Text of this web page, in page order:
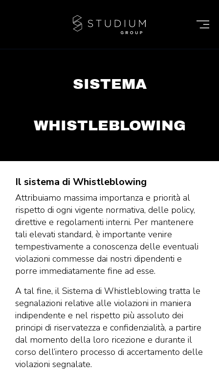
SISTEMA
WHISTLEBLOWING
Il sistema di Whistleblowing
Attribuiamo massima importanza e priorità al
rispetto di ogni vigente normativa, delle policy,
direttive e regolamenti interni. Per mantenere
tali elevati standard, è importante venire
tempestivamente a conoscenza delle eventuali
violazioni commesse dai nostri dipendenti e
porre immediatamente fine ad esse.
A tal fine, il Sistema di Whistleblowing tratta le
segnalazioni relative alle violazioni in maniera
indipendente e nel rispetto più assoluto dei
principi di riservatezza e confidenzialità, a partire
dal momento della loro ricezione e durante il
corso dell’intero processo di accertamento delle
violazioni segnalate.